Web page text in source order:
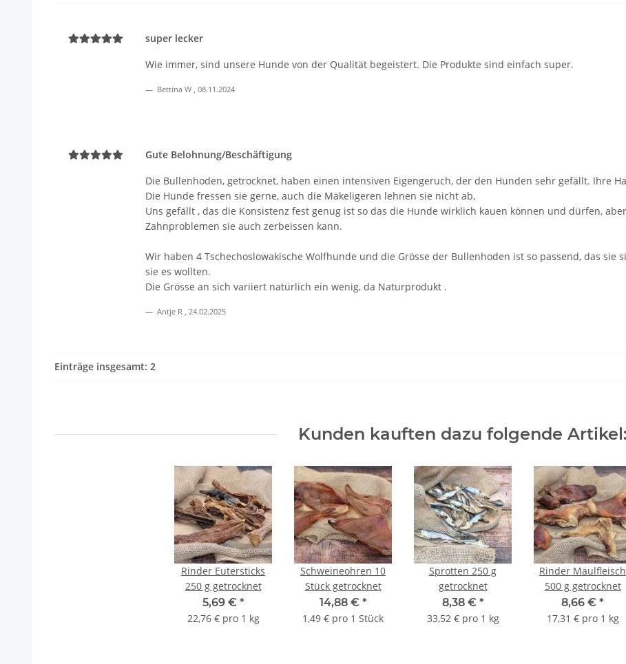
super lecker
Wie immer, sind unsere Hunde von der Qualität begeistert. Die Produkte sind einfach super.
Bettina W , 08.11.2024
Gute Belohnung/Beschäftigung
Die Bullenhoden, getrocknet, haben einen intensiven Eigengeruch, der den Hunden sehr gefällt. Ihre
Die Hunde fressen sie gerne, auch die Mäkeligeren lehnen sie nicht ab,
Uns gefällt , das die Konsistenz fest genug ist so das die Hunde wirklich kauen können und dürfen,
Zahnproblemen sie auch zerbeissen kann.
Wir haben 4 Tschechoslowakische Wolfhunde und die Grösse der Bullenhoden ist so passend, das
sie es wollten.
Die Grösse an sich variiert natürlich ein wenig, da Naturprodukt .
Antje R , 24.02.2025
Einträge insgesamt: 2
Kunden kauften dazu folgende Artikel:
Rinder Eutersticks
250 g getrocknet
5,69 € *
22,76 € pro 1 kg
Schweineohren 10
Stück getrocknet
14,88 € *
1,49 € pro 1 Stück
Sprotten 250 g
getrocknet
8,38 € *
33,52 € pro 1 kg
Rinder Maulfleisch
500 g getrocknet
8,66 € *
17,31 € pro 1 kg